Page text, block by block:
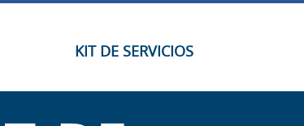
KIT DE SERVICIOS